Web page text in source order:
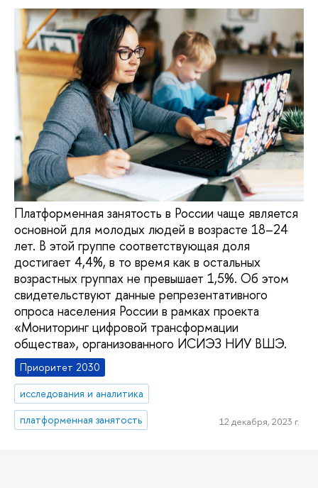
Платформенная занятость в России чаще является
основной для молодых людей в возрасте 18–24
лет. В этой группе соответствующая доля
достигает 4,4%, в то время как в остальных
возрастных группах не превышает 1,5%. Об этом
свидетельствуют данные репрезентативного
опроса населения России в рамках проекта
«Мониторинг цифровой трансформации
общества», организованного ИСИЭЗ НИУ ВШЭ.
Приоритет 2030
исследования и аналитика
платформенная занятость
12 декабря, 2023 г.